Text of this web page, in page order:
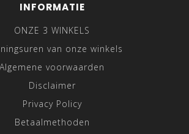
INFORMATIE
ONZE 3 WINKELS
van onze winkels
Algemene voorwaarden
Disclaimer
Privacy Policy
Betaalmethoden